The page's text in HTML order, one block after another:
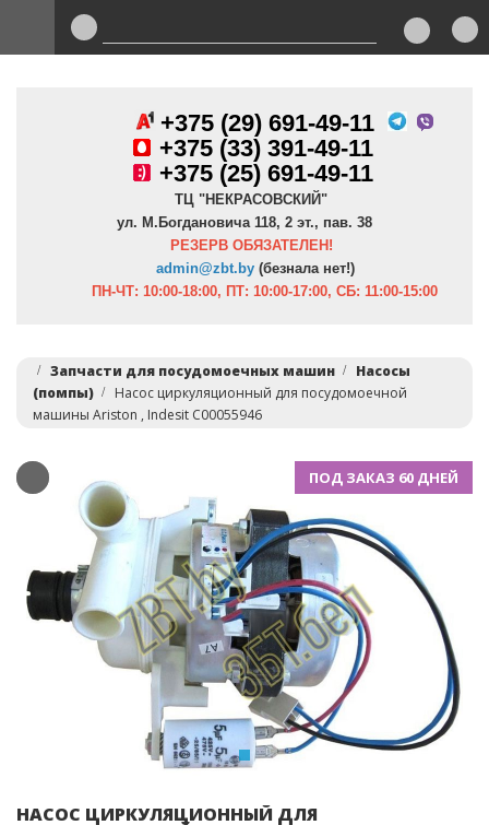
+375 (29) 691-49-11
+375 (33) 391-49-11
+375 (25) 691-49-11
ТЦ "НЕКРАСОВСКИЙ"
ул. М.Богдановича 118, 2 эт., пав. 38
РЕЗЕРВ ОБЯЗАТЕЛЕН!
admin@zbt.by (безнала нет!)
ПН-ЧТ: 10:00-18:00, ПТ: 10:00-17:00, СБ: 11:00-15:00
Запчасти для посудомоечных машин
Насосы
(помпы)
Насос циркуляционный для посудомоечной
машины Ariston , Indesit C00055946
ПОД ЗАКАЗ 60 ДНЕЙ
Previous
НАСОС ЦИРКУЛЯЦИОННЫЙ ДЛЯ